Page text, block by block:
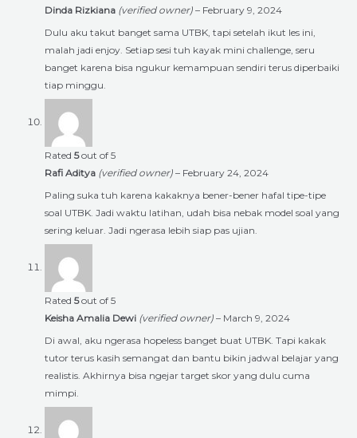
Dinda Rizkiana (verified owner) – February 9, 2024
Dulu aku takut banget sama UTBK, tapi setelah ikut les ini,
malah jadi enjoy. Setiap sesi tuh kayak mini challenge, seru
banget karena bisa ngukur kemampuan sendiri terus diperbaiki
tiap minggu.
Rated 5out of 5
Rafi Aditya (verified owner) – February 24, 2024
Paling suka tuh karena kakaknya bener-bener hafal tipe-tipe
soal UTBK. Jadi waktu latihan, udah bisa nebak model soal yang
sering keluar. Jadi ngerasa lebih siap pas ujian.
Rated 5out of 5
Keisha Amalia Dewi (verified owner) – March 9, 2024
Di awal, aku ngerasa hopeless banget buat UTBK. Tapi kakak
tutor terus kasih semangat dan bantu bikin jadwal belajar yang
realistis. Akhirnya bisa ngejar target skor yang dulu cuma
mimpi.